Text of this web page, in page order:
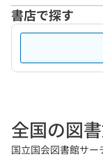
書店で探す
全国の図
国立国会図書館サ